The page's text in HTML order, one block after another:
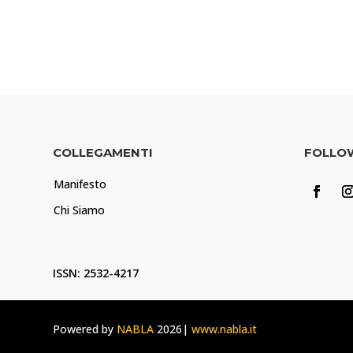
COLLEGAMENTI
Manifesto
Chi Siamo
ISSN: 2532-4217
Powered by NABLA 2026|www.nabla.it